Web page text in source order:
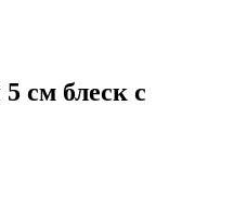
см блеск с